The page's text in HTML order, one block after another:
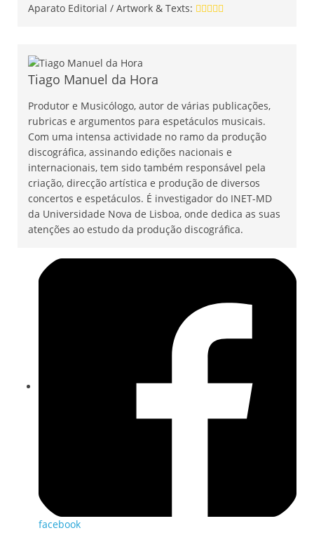
Aparato Editorial / Artwork & Texts:
Tiago Manuel da Hora
Produtor e Musicólogo, autor de várias publicações,
rubricas e argumentos para espetáculos musicais.
Com uma intensa actividade no ramo da produção
discográfica, assinando edições nacionais e
internacionais, tem sido também responsável pela
criação, direcção artística e produção de diversos
concertos e espetáculos. É investigador do INET-MD
da Universidade Nova de Lisboa, onde dedica as suas
atenções ao estudo da produção discográfica.
facebook